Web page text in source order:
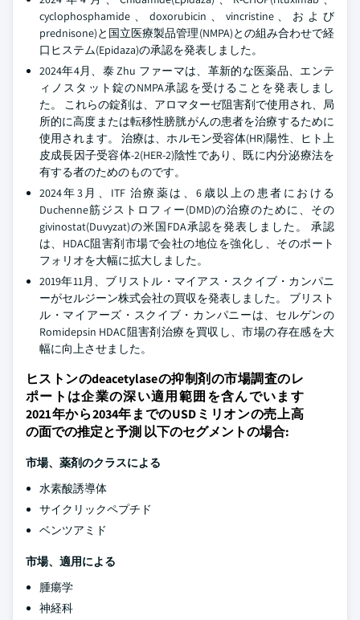
cyclophosphamide、doxorubicin、vincristine、および
prednisone)と国立医療製品管理(NMPA)との組み合わせで経
口ヒステム(Epidaza)の承認を発表しました。
2024年4月、泰 Zhu ファーマは、革新的な医薬品、エンテ
ィノスタット錠のNMPA承認を受けることを発表しまし
た。 これらの錠剤は、アロマターゼ阻害剤で使用され、局
所的に高度または転移性膀胱がんの患者を治療するために
使用されます。 治療は、ホルモン受容体(HR)陽性、ヒト上
皮成長因子受容体-2(HER-2)陰性であり、既に内分泌療法を
有する者のためのものです。
2024年3月、ITF 治療薬は、6歳以上の患者における
Duchenne筋ジストロフィー(DMD)の治療のために、その
givinostat(Duvyzat)の米国FDA承認を発表しました。 承認
は、HDAC阻害剤市場で会社の地位を強化し、そのポート
フォリオを大幅に拡大しました。
2019年11月、ブリストル・マイアス・スクイブ・カンパニ
ーがセルジーン株式会社の買収を発表しました。 ブリスト
ル・マイアーズ・スクイブ・カンパニーは、セルゲンの
Romidepsin HDAC阻害剤治療を買収し、市場の存在感を大
幅に向上させました。
ヒストンのdeacetylaseの抑制剤の市場調査のレ
ポートは企業の深い適用範囲を含んでいます
2021年から2034年までのUSDミリオンの売上高
の面での推定と予測 以下のセグメントの場合:
市場、薬剤のクラスによる
水素酸誘導体
サイクリックペプチド
ベンツアミド
市場、適用による
腫瘍学
神経科